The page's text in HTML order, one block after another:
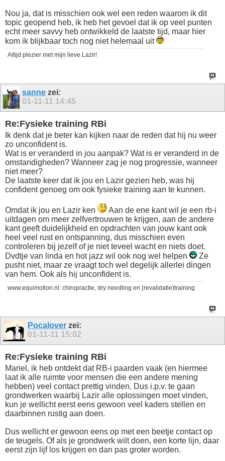
Nou ja, dat is misschien ook wel een reden waarom ik dit
topic geopend heb, ik heb het gevoel dat ik op veel punten
echt meer savvy heb ontwikkeld de laatste tijd, maar hier
kom ik blijkbaar toch nog niet helemaal uit
Altijd plezier met mijn lieve Lazir!
sanne zei:
01-11-11 14:45
Re:Fysieke training RBi
Ik denk dat je beter kan kijken naar de reden dat hij nu weer
zo unconfident is.
Wat is er veranderd in jou aanpak? Wat is er veranderd in de
omstandigheden? Wanneer zag je nog progressie, wanneer
niet meer?
De laatste keer dat ik jou en Lazir gezien heb, was hij
confident genoeg om ook fysieke training aan te kunnen.
Omdat ik jou en Lazir ken
Aan de ene kant wil je een rb-i
uitdagen om meer zelfvertrouwen te krijgen, aan de andere
kant geeft duidelijkheid en opdrachten van jouw kant ook
heel veel rust en ontspanning, dus misschien even
controleren bij jezelf of je niet teveel wacht en niets doet.
Dvdtje van linda en hot jazz wil ook nog wel helpen
Ze
pusht niet, maar ze vraagt toch wel degelijk allerlei dingen
van hem. Ook als hij unconfident is.
www.equimotion.nl: chiropractie, dry needling en (revalidatie)training
Pocalover zei:
01-11-11 15:02
Re:Fysieke training RBi
Mariel, ik heb ontdekt dat RB-i paarden vaak (en hiermee
laat ik alle ruimte voor mensen die een andere mening
hebben) veel contact prettig vinden. Dus i.p.v. te gaan
grondwerken waarbij Lazir alle oplossingen moet vinden,
kun je wellicht eerst eens gewoon veel kaders stellen en
daarbinnen rustig aan doen.
Dus wellicht er gewoon eens op met een beetje contact op
de teugels. Of als je grondwerk wilt doen, een korte lijn, daar
eerst zijn lijf los krijgen en dan pas groter worden.